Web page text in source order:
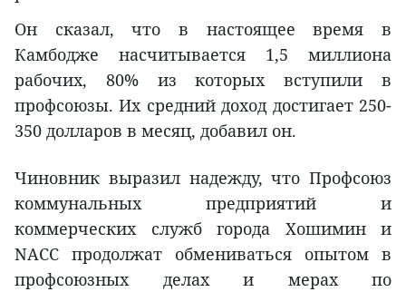
Он сказал, что в настоящее время в
Камбодже насчитывается 1,5 миллиона
рабочих, 80% из которых вступили в
профсоюзы. Их средний доход достигает 250-
350 долларов в месяц, добавил он.
Чиновник выразил надежду, что Профсоюз
коммунальных предприятий и
коммерческих служб города Хошимин и
NACC продолжат обмениваться опытом в
профсоюзных делах и мерах по